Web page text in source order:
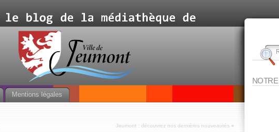
Mentions légales
Jeumont : découvrez nos dernières nouveautés»